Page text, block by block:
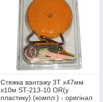
Стяжка вантажу 3T х47мм
х10м ST-213-10 OR(у
пластику) (компл.) - оригінал